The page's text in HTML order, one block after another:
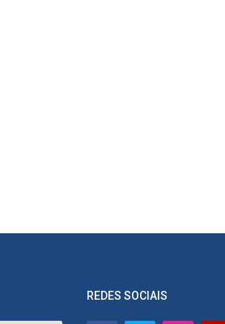
REDES SOCIAIS